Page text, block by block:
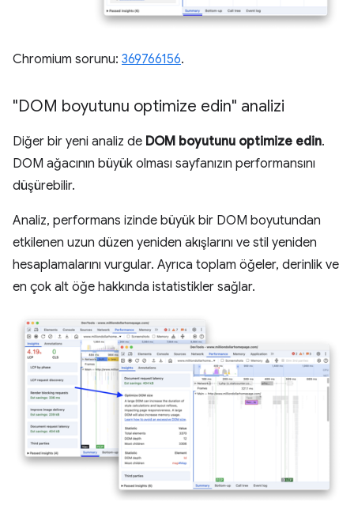
Chromium sorunu: 369766156.
"DOM boyutunu optimize edin" analizi
Diğer bir yeni analiz de DOM boyutunu optimize edin.
DOM ağacının büyük olması sayfanızın performansını
düşürebilir.
Analiz, performans izinde büyük bir DOM boyutundan
etkilenen uzun düzen yeniden akışlarını ve stil yeniden
hesaplamalarını vurgular. Ayrıca toplam öğeler, derinlik ve
en çok alt öğe hakkında istatistikler sağlar.